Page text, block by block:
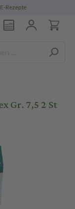
Rezepte
Gr. 7,5 2 St